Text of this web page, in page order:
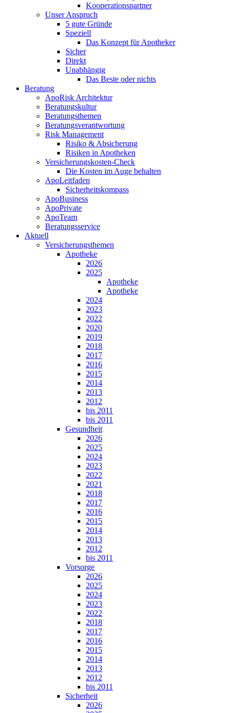
Kooperationspartner
Unser Anspruch
5 gute Gründe
Speziell
Das Konzept für Apotheker
Sicher
Direkt
Unabhängig
Das Beste oder nichts
Beratung
ApoRisk Architektur
Beratungskultur
Beratungsthemen
Beratungsverantwortung
Risk Management
Risiko & Absicherung
Risiken in Apotheken
Versicherungskosten-Check
Die Kosten im Auge behalten
ApoLeitfaden
Sicherheitskompass
ApoBusiness
ApoPrivate
ApoTeam
Beratungsservice
Aktuell
Versicherungsthemen
Apotheke
2026
2025
Apotheke
Apotheke
2024
2023
2022
2020
2019
2018
2017
2016
2015
2014
2013
2012
bis 2011
bis 2011
Gesundheit
2026
2025
2024
2023
2022
2021
2018
2017
2016
2015
2014
2013
2012
bis 2011
Vorsorge
2026
2025
2024
2023
2022
2018
2017
2016
2015
2014
2013
2012
bis 2011
Sicherheit
2026